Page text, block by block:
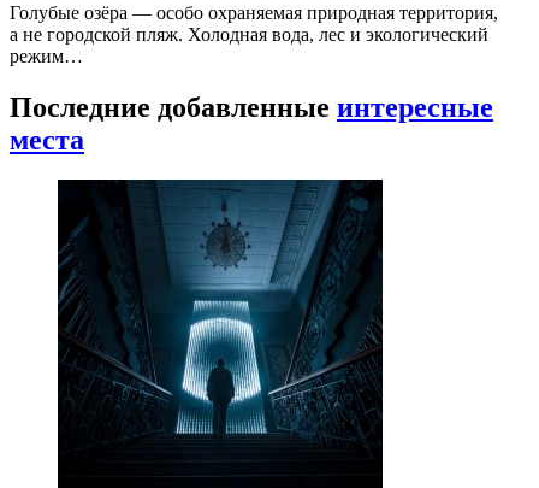
Голубые озёра — особо охраняемая природная территория,
а не городской пляж. Холодная вода, лес и экологический
режим…
Последние добавленные интересные
места